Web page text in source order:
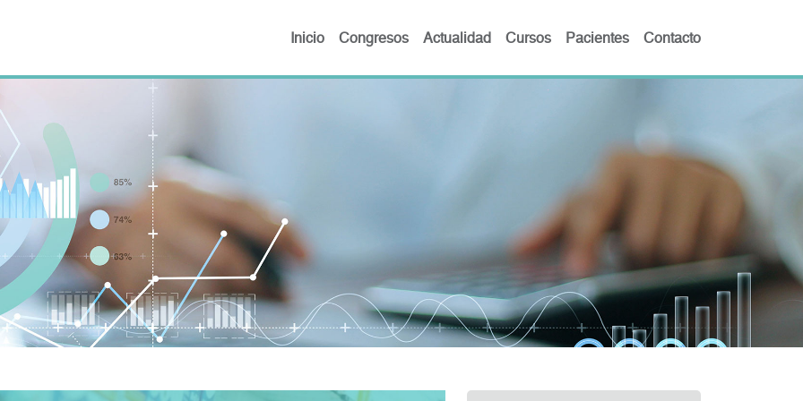
Inicio Congresos Actualidad Cursos Pacientes Contacto